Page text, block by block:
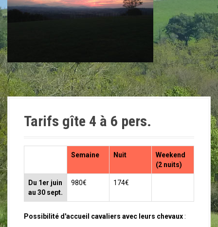
r
i
n
c
i
p
a
l
Tarifs gîte 4 à 6 pers.
Semaine Nuit
Weekend
(2 nuits)
Du 1er juin
au 30 sept.
980€ 174€
Possibilité d'accueil cavaliers avec leurs chevaux: